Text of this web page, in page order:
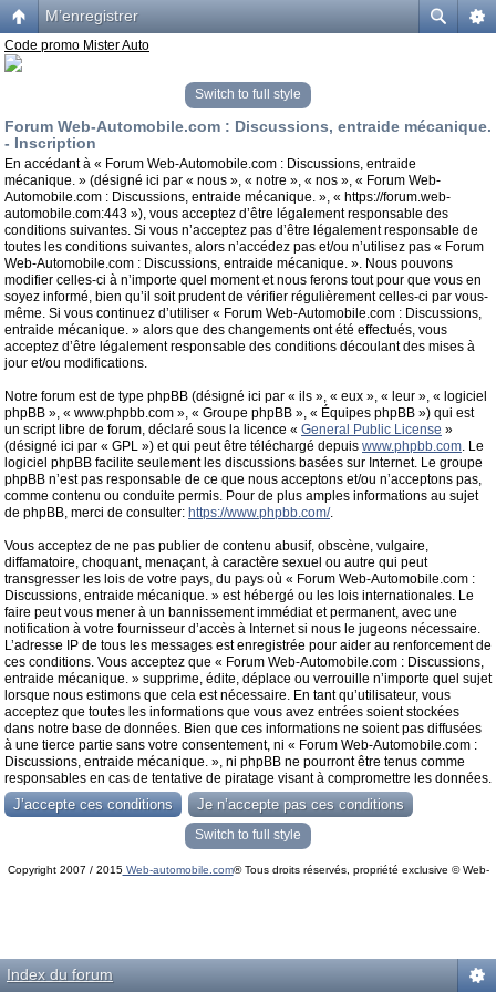
M’enregistrer
Code promo Mister Auto
Switch to full style
Forum Web-Automobile.com : Discussions, entraide mécanique.
- Inscription
En accédant à « Forum Web-Automobile.com : Discussions, entraide
mécanique. » (désigné ici par « nous », « notre », « nos », « Forum Web-
Automobile.com : Discussions, entraide mécanique. », « https://forum.web-
automobile.com:443 »), vous acceptez d’être légalement responsable des
conditions suivantes. Si vous n’acceptez pas d’être légalement responsable de
toutes les conditions suivantes, alors n’accédez pas et/ou n’utilisez pas « Forum
Web-Automobile.com : Discussions, entraide mécanique. ». Nous pouvons
modifier celles-ci à n’importe quel moment et nous ferons tout pour que vous en
soyez informé, bien qu’il soit prudent de vérifier régulièrement celles-ci par vous-
même. Si vous continuez d’utiliser « Forum Web-Automobile.com : Discussions,
entraide mécanique. » alors que des changements ont été effectués, vous
acceptez d’être légalement responsable des conditions découlant des mises à
jour et/ou modifications.
Notre forum est de type phpBB (désigné ici par « ils », « eux », « leur », « logiciel
phpBB », « www.phpbb.com », « Groupe phpBB », « Équipes phpBB ») qui est
un script libre de forum, déclaré sous la licence « General Public License »
(désigné ici par « GPL ») et qui peut être téléchargé depuis www.phpbb.com. Le
logiciel phpBB facilite seulement les discussions basées sur Internet. Le groupe
phpBB n’est pas responsable de ce que nous acceptons et/ou n’acceptons pas,
comme contenu ou conduite permis. Pour de plus amples informations au sujet
de phpBB, merci de consulter: https://www.phpbb.com/.
Vous acceptez de ne pas publier de contenu abusif, obscène, vulgaire,
diffamatoire, choquant, menaçant, à caractère sexuel ou autre qui peut
transgresser les lois de votre pays, du pays où « Forum Web-Automobile.com :
Discussions, entraide mécanique. » est hébergé ou les lois internationales. Le
faire peut vous mener à un bannissement immédiat et permanent, avec une
notification à votre fournisseur d’accès à Internet si nous le jugeons nécessaire.
L’adresse IP de tous les messages est enregistrée pour aider au renforcement de
ces conditions. Vous acceptez que « Forum Web-Automobile.com : Discussions,
entraide mécanique. » supprime, édite, déplace ou verrouille n’importe quel sujet
lorsque nous estimons que cela est nécessaire. En tant qu’utilisateur, vous
acceptez que toutes les informations que vous avez entrées soient stockées
dans notre base de données. Bien que ces informations ne soient pas diffusées
à une tierce partie sans votre consentement, ni « Forum Web-Automobile.com :
Discussions, entraide mécanique. », ni phpBB ne pourront être tenus comme
responsables en cas de tentative de piratage visant à compromettre les données.
Switch to full style
Copyright 2007 / 2015Web-automobile.com® Tous droits réservés, propriété exclusive © Web-
Index du forum